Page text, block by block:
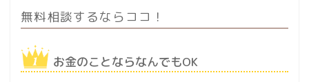
無料相談するならココ！
お金のことならなんでもOK